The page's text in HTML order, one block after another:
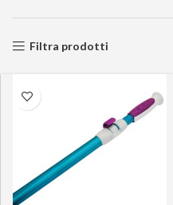
Filtra prodotti